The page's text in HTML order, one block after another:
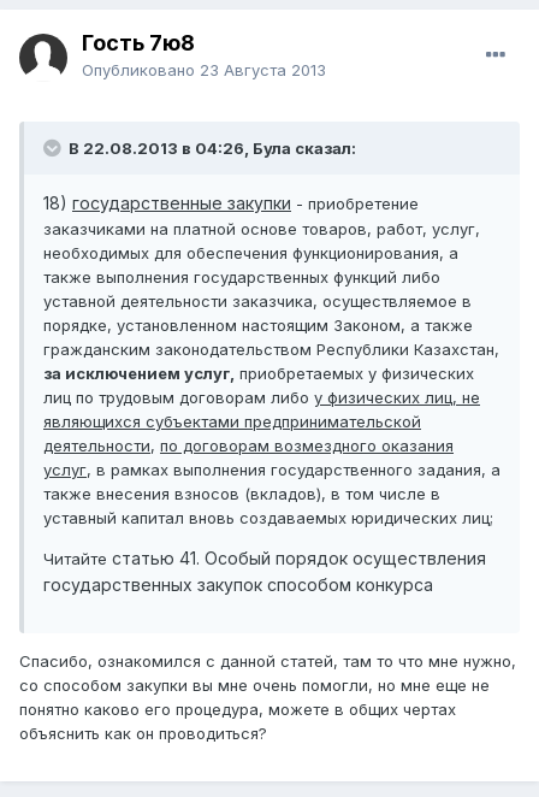
Гость 7ю8
Опубликовано 23 Августа 2013
В 22.08.2013 в 04:26, Була сказал:
18) государственные закупки - приобретение
заказчиками на платной основе товаров, работ, услуг,
необходимых для обеспечения функционирования, а
также выполнения государственных функций либо
уставной деятельности заказчика, осуществляемое в
порядке, установленном настоящим Законом, а также
гражданским законодательством Республики Казахстан,
за исключением услуг, приобретаемых у физических
лиц по трудовым договорам либо у физических лиц, не
являющихся субъектами предпринимательской
деятельности, по договорам возмездного оказания
услуг, в рамках выполнения государственного задания, а
также внесения взносов (вкладов), в том числе в
уставный капитал вновь создаваемых юридических лиц;
Читайте статью 41. Особый порядок осуществления
государственных закупок способом конкурса
Спасибо, ознакомился с данной статей, там то что мне нужно,
со способом закупки вы мне очень помогли, но мне еще не
понятно каково его процедура, можете в общих чертах
объяснить как он проводиться?